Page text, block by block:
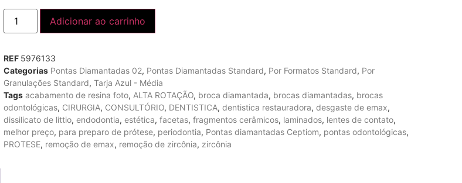
Adicionar ao carrinho
REF 5976133
Categorias Pontas Diamantadas 02, Pontas Diamantadas Standard, Por Formatos Standard, Por
Granulações Standard, Tarja Azul - Média
Tags acabamento de resina foto, ALTA ROTAÇÃO, broca diamantada, brocas diamantadas, brocas
odontológicas, CIRURGIA, CONSULTÓRIO, DENTISTICA, dentistica restauradora, desgaste de emax,
dissilicato de littio, endodontia, estética, facetas, fragmentos cerâmicos, laminados, lentes de contato,
melhor preço, para preparo de prótese, periodontia, Pontas diamantadas Ceptiom, pontas odontológicas,
PROTESE, remoção de emax, remoção de zircônia, zircônia